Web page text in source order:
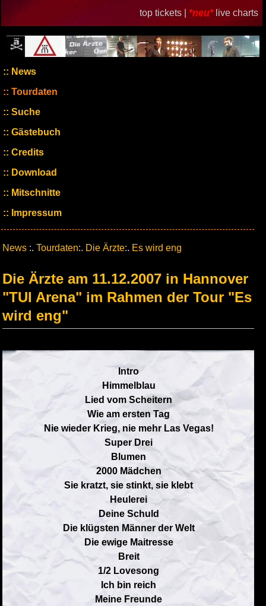
top tickets | *neu* live charts
News
Tourdaten
Suche
Gästebuch
Credits
Download
Mitschnitte
Impressum
News :. Tourdaten:. Die Ärzte:. Es wird eng
Die Ärzte am 11.12.2007 in Hannover
"TUI Arena" im Rahmen der Tour "Es
wird eng"
Intro
Himmelblau
Lied vom Scheitern
Wie am ersten Tag
Nie wieder Krieg, nie mehr Las Vegas!
Super Drei
Blumen
2000 Mädchen
Sie kratzt, sie stinkt, sie klebt
Heulerei
Deine Schuld
Die klügsten Männer der Welt
Die ewige Maitresse
Breit
1/2 Lovesong
Ich bin reich
Meine Freunde